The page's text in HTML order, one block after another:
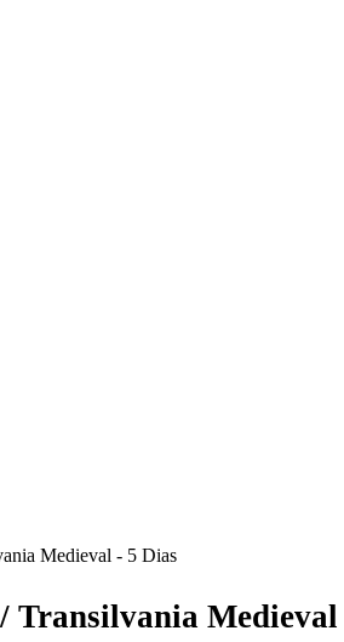
Medieval - 5 Dias
Transilvania Medieval